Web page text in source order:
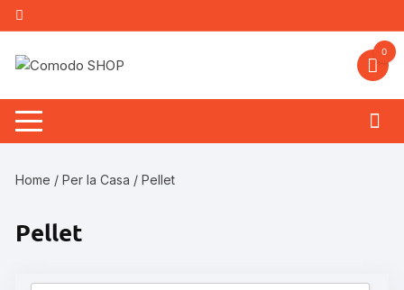
Vai
al
contenuto
0
Home /Per la Casa / Pellet
Pellet